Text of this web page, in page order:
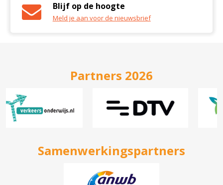
Blijf op de hoogte
Meld je aan voor de nieuwsbrief
Partners 2026
Samenwerkingspartners